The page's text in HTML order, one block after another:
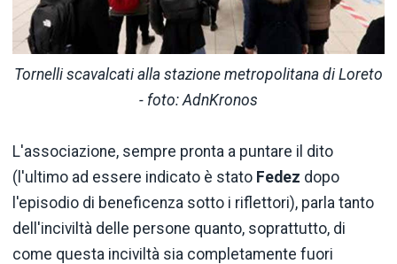
Tornelli scavalcati alla stazione metropolitana di Loreto
- foto: AdnKronos
L'associazione, sempre pronta a puntare il dito
(l'ultimo ad essere indicato è stato Fedez dopo
l'episodio di beneficenza sotto i riflettori), parla tanto
dell'inciviltà delle persone quanto, soprattutto, di
come questa inciviltà sia completamente fuori